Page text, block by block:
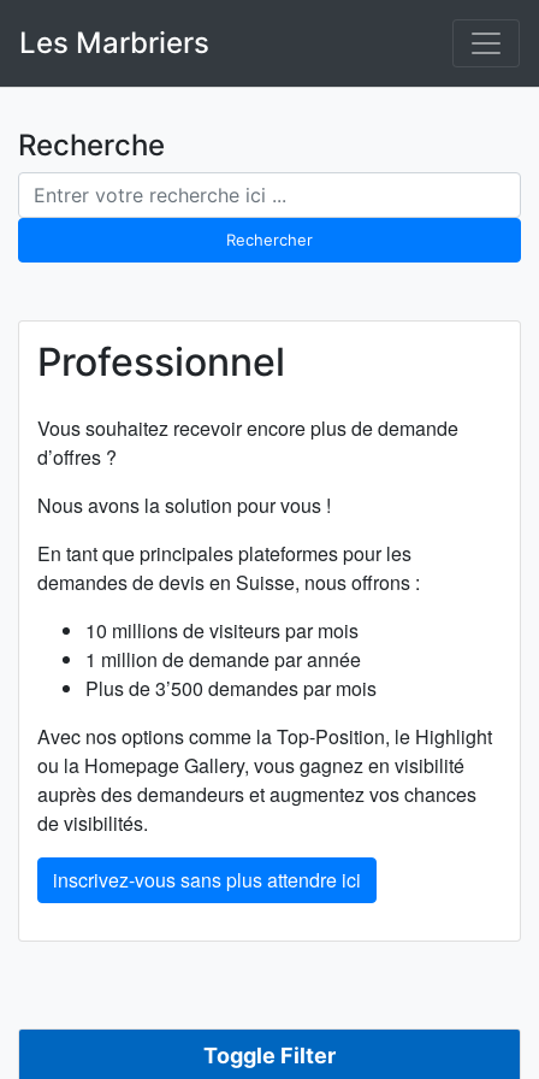
Les Marbriers
Recherche
Rechercher
Professionnel
Vous souhaitez recevoir encore plus de demande
d’offres ?
Nous avons la solution pour vous !
En tant que principales plateformes pour les
demandes de devis en Suisse, nous offrons :
10 millions de visiteurs par mois
1 million de demande par année
Plus de 3’500 demandes par mois
Avec nos options comme la Top-Position, le Highlight
ou la Homepage Gallery, vous gagnez en visibilité
auprès des demandeurs et augmentez vos chances
de visibilités.
inscrivez-vous sans plus attendre ici
Toggle Filter